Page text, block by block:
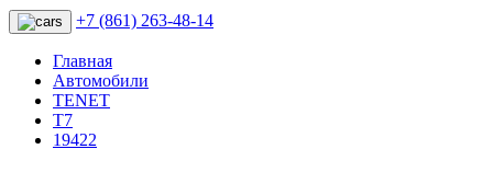
+7 (861) 263-48-14
Главная
Автомобили
TENET
T7
19422